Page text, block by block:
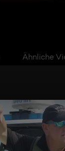
Ähnliche